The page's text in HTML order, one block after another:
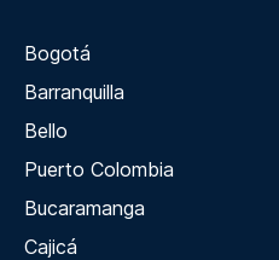
Bogotá
Barranquilla
Bello
Puerto Colombia
Bucaramanga
Cajicá